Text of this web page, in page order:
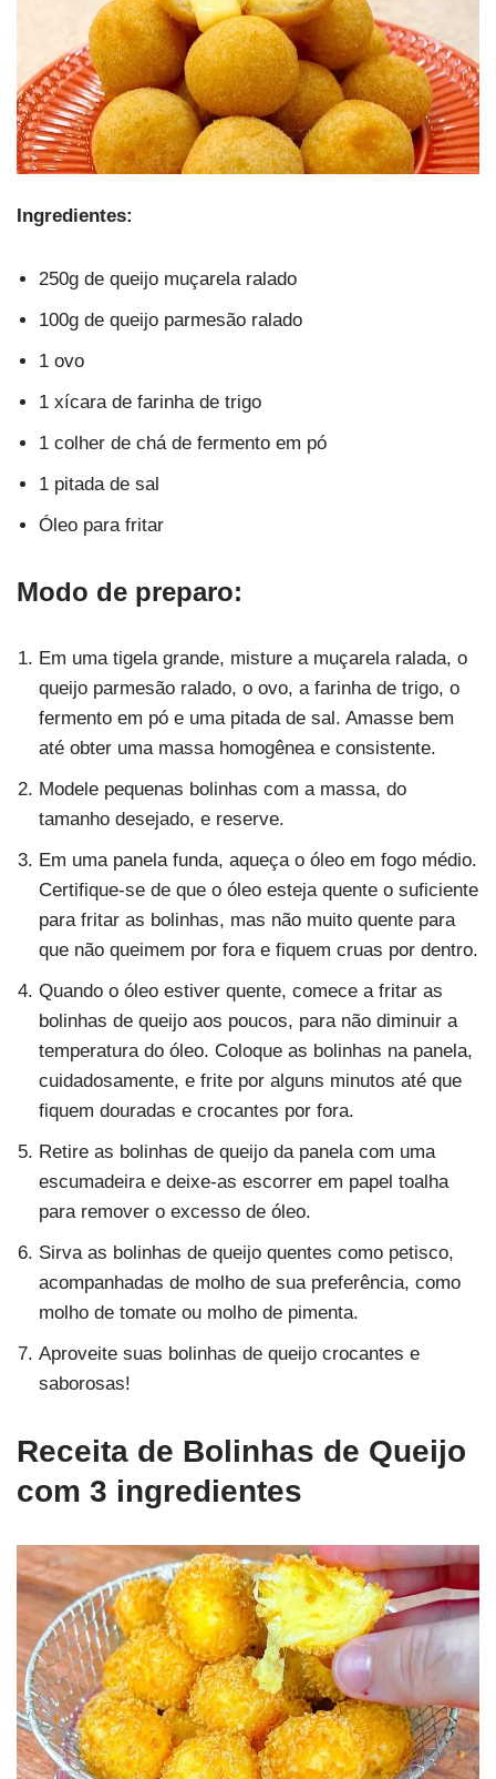
Ingredientes:
250g de queijo muçarela ralado
100g de queijo parmesão ralado
1 ovo
1 xícara de farinha de trigo
1 colher de chá de fermento em pó
1 pitada de sal
Óleo para fritar
Modo de preparo:
Em uma tigela grande, misture a muçarela ralada, o
queijo parmesão ralado, o ovo, a farinha de trigo, o
fermento em pó e uma pitada de sal. Amasse bem
até obter uma massa homogênea e consistente.
Modele pequenas bolinhas com a massa, do
tamanho desejado, e reserve.
Em uma panela funda, aqueça o óleo em fogo médio.
Certifique-se de que o óleo esteja quente o suficiente
para fritar as bolinhas, mas não muito quente para
que não queimem por fora e fiquem cruas por dentro.
Quando o óleo estiver quente, comece a fritar as
bolinhas de queijo aos poucos, para não diminuir a
temperatura do óleo. Coloque as bolinhas na panela,
cuidadosamente, e frite por alguns minutos até que
fiquem douradas e crocantes por fora.
Retire as bolinhas de queijo da panela com uma
escumadeira e deixe-as escorrer em papel toalha
para remover o excesso de óleo.
Sirva as bolinhas de queijo quentes como petisco,
acompanhadas de molho de sua preferência, como
molho de tomate ou molho de pimenta.
Aproveite suas bolinhas de queijo crocantes e
saborosas!
Receita de Bolinhas de Queijo
com 3 ingredientes